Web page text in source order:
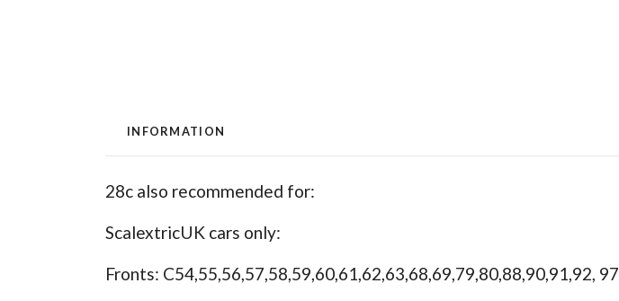
INFORMATION
28c also recommended for:
ScalextricUK cars only:
Fronts: C54,55,56,57,58,59,60,61,62,63,68,69,79,80,88,90,91,92, 97